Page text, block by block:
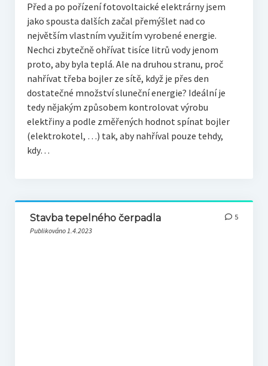
Před a po pořízení fotovoltaické elektrárny jsem
jako spousta dalších začal přemýšlet nad co
největším vlastním využitím vyrobené energie.
Nechci zbytečně ohřívat tisíce litrů vody jenom
proto, aby byla teplá. Ale na druhou stranu, proč
nahřívat třeba bojler ze sítě, když je přes den
dostatečné množství sluneční energie? Ideální je
tedy nějakým způsobem kontrolovat výrobu
elektřiny a podle změřených hodnot spínat bojler
(elektrokotel, …) tak, aby nahříval pouze tehdy,
kdy…
Stavba tepelného čerpadla
Publikováno 1.4.2023
5